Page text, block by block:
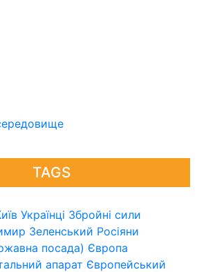
TAGS
Українці Збройні сили
Зеленський Росіяни
посада) Європа
апарат Європейський